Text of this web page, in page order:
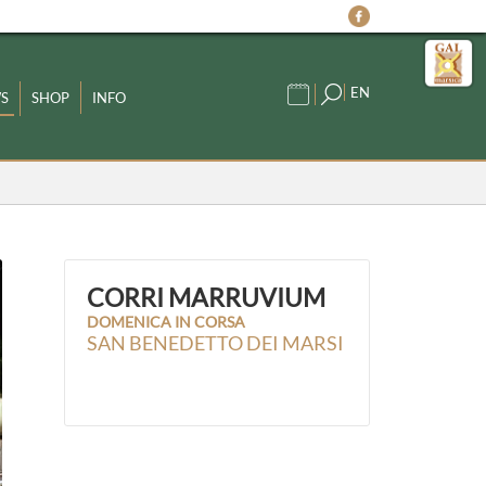
SHOP INFO EN
CORRI MARRUVIUM
DOMENICA IN CORSA
SAN BENEDETTO DEI MARSI